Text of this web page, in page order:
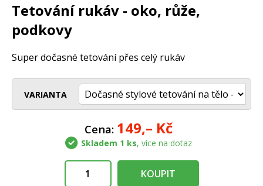
Tetování rukáv - oko, růže,
podkovy
Super dočasné tetování přes celý rukáv
VARIANTA
Cena: 149,– Kč
Skladem 1 ks, více na dotaz
KOUPIT